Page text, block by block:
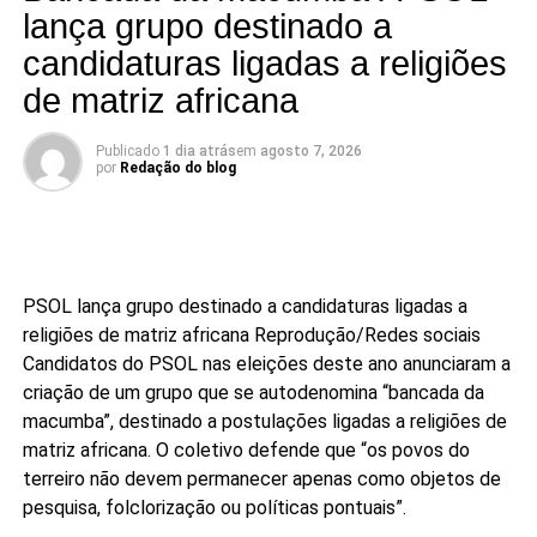
lança grupo destinado a
candidaturas ligadas a religiões
de matriz africana
Publicado 1 dia atrásem agosto 7, 2026
por Redação do blog
PSOL lança grupo destinado a candidaturas ligadas a
religiões de matriz africana Reprodução/Redes sociais
Candidatos do PSOL nas eleições deste ano anunciaram a
criação de um grupo que se autodenomina “bancada da
macumba”, destinado a postulações ligadas a religiões de
matriz africana. O coletivo defende que “os povos do
terreiro não devem permanecer apenas como objetos de
pesquisa, folclorização ou políticas pontuais”.